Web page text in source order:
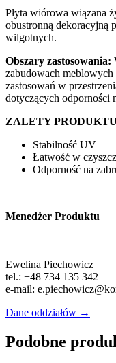
Płyta wiórowa wiązana
obustronną dekoracyjną
wilgotnych.
Obszary zastosowania:
zabudowach
zastosowań w
dotyczących odporności
ZALETY PRODUKTU
Stabilność UV
Łatwość w
Odporność na
Menedżer Produktu
Ewelina Piechowicz
tel.: +48 734 135 342
e-mail:
Dane oddziałów →
Podobne